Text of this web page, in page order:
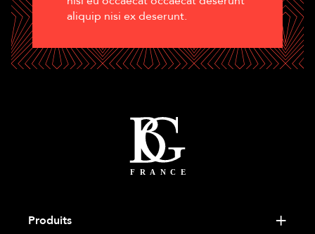
aliquip nisi ex deserunt.
Produits